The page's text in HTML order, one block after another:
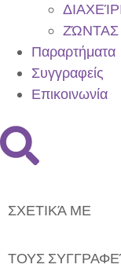
Παραρτήματα
Συγγραφείς
Επικοινωνία
ΣΧΕΤΙΚΆ ΜΕ
ΤΟΥΣ